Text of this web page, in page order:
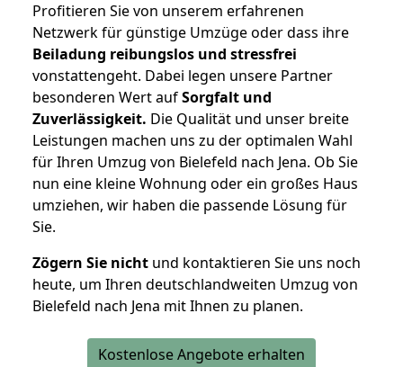
Profitieren Sie von unserem erfahrenen
Netzwerk für günstige Umzüge oder dass ihre
Beiladung reibungslos und stressfrei
vonstattengeht. Dabei legen unsere Partner
besonderen Wert aufSorgfalt und
Zuverlässigkeit. Die Qualität und unser breite
Leistungen machen uns zu der optimalen Wahl
für Ihren Umzug von Bielefeld nach Jena. Ob Sie
nun eine kleine Wohnung oder ein großes Haus
umziehen, wir haben die passende Lösung für
Sie.
Zögern Sie nicht und kontaktieren Sie uns noch
heute, um Ihren deutschlandweiten Umzug von
Bielefeld nach Jena mit Ihnen zu planen.
Kostenlose Angebote erhalten